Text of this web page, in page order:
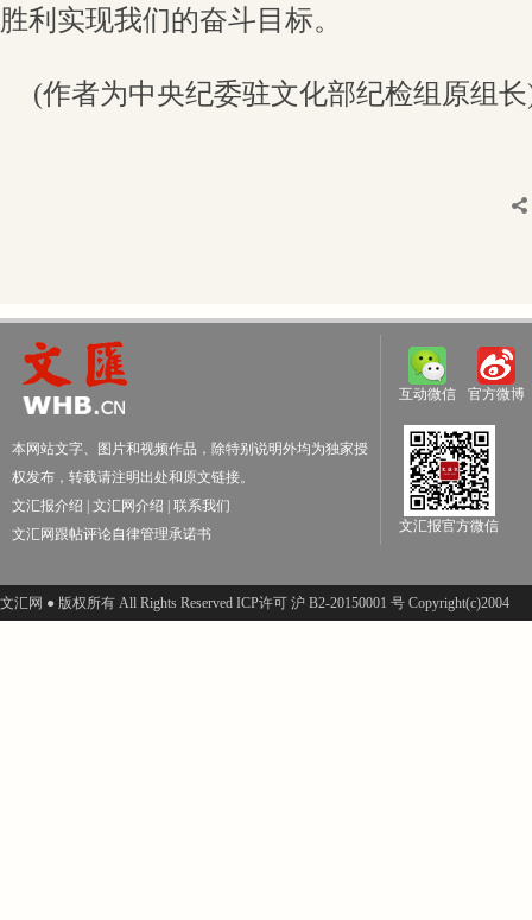
胜利实现我们的奋斗目标。
(作者为中央纪委驻文化部纪检组原组
本网站文字、图片和视频作品，除特别说明外均为独家授
权发布，转载请注明出处和原文链接。
文汇报介绍
文汇网介绍
联系我们
文汇网跟帖评论自律管理承诺书
互动微信 官方微博
文汇报官方微信
文汇网 ● 版权所有 All Rights Reserved ICP许可 沪 B2-20150001 号 Copyright(c)2004